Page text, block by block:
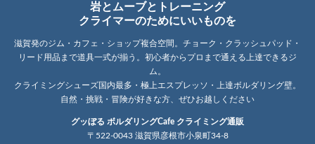
岩とムーブとトレーニング
クライマーのためにいいものを
滋賀発のジム・カフェ・ショップ複合空間。チョーク・クラッシュパッド・
リード用品まで道具一式が揃う。初心者からプロまで通える上達できるジ
ム。
クライミングシューズ国内最多・極上エスプレッソ・上達ボルダリング壁。
自然・挑戦・冒険が好きな方、ぜひお越しください
グッぼる ボルダリングCafe クライミング通販
〒522-0043 滋賀県彦根市小泉町34-8